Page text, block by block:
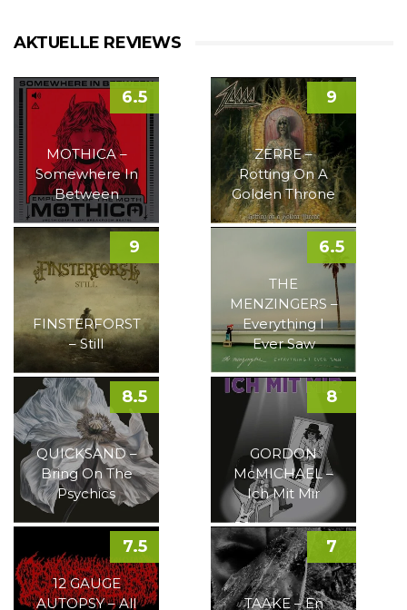
AKTUELLE REVIEWS
MOTHICA –
Somewhere In
Between
6.5
ZERRE –
Rotting On A
Golden Throne
9
FINSTERFORST
– Still
9
THE
MENZINGERS –
Everything I
Ever Saw
6.5
QUICKSAND –
Bring On The
Psychics
8.5
GORDON
McMICHAEL –
Ich Mit Mir
8
12 GAUGE
AUTOPSY – All
7.5
TAAKE – En
7